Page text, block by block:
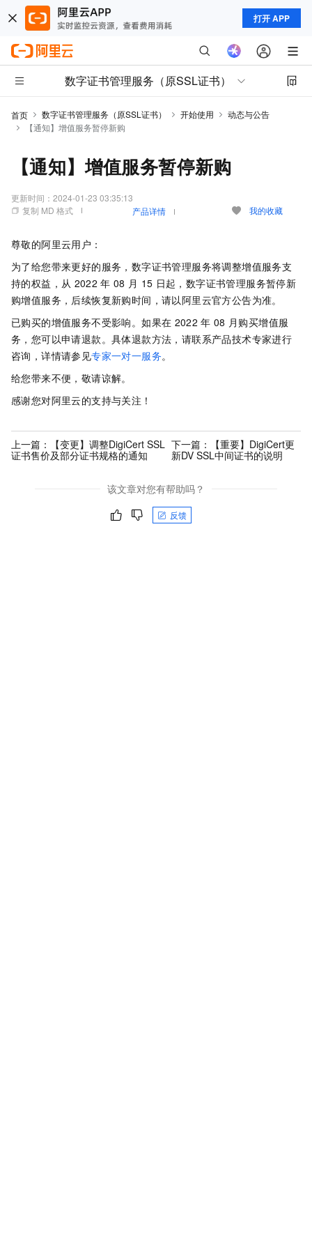
打开 APP
数字证书管理服务（原SSL证书）
首页 数字证书管理服务（原SSL证书） 开始使用
动态与公告
【通知】增值服务暂停新购
【通知】增值服务暂停新购
更新时间： 2024-01-23 03:35:13
复制 MD 格式
产品详情 我的收藏
尊敬的阿里云用户：
为了给您带来更好的服务，数字证书管理服务将调整增值服务支
持的权益，从 2022 年 08 月 15 日起，数字证书管理服务暂停新
购增值服务，后续恢复新购时间，请以阿里云官方公告为准。
已购买的增值服务不受影响。如果在 2022 年 08 月购买增值服
务，您可以申请退款。具体退款方法， 请联系产品技术专家进行
咨询，详情请参见专家一对一服务。
给您带来不便，敬请谅解。
感谢您对阿里云的支持与关注！
上一篇：
【变更】调整DigiCert SSL
证书售价及部分证书规格的通知
下一篇：
【重要】DigiCert更
新DV SSL中间证书的说明
该文章对您有帮助吗？
反馈